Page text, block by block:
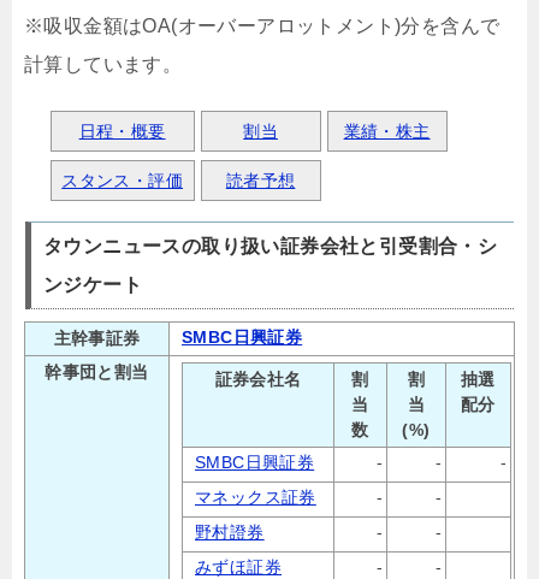
※吸収金額はOA(オーバーアロットメント)分を含んで
計算しています。
日程・概要 割当 業績・株主
スタンス・評価 読者予想
タウンニュースの取り扱い証券会社と引受割合・シ
ンジケート
主幹事証券
SMBC日興証券
幹事団と割当
証券会社名
割
当
数
割
当
(%)
抽選
配分
SMBC日興証券 - -
-
マネックス証券
-
-
野村證券
-
-
みずほ証券
- -